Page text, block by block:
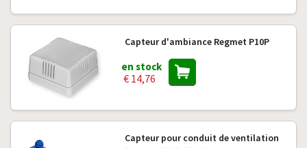
Capteur d'ambiance Regmet P10P
en stock
€ 14,76
Capteur pour conduit de ventilation